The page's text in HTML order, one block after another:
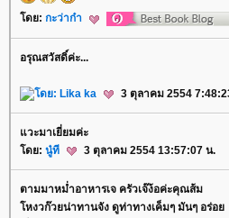
ดย: กะว่าก๋า
อรุณสวัสดิ์ค่ะ...
ดย: Lika ka 3 ตุลาคม 2554
วะมาเยี่ยมค่ะ
ดย: นู๋ที 3 ตุลาคม 2554 13:57:07 น.
ตามมาหม่ำอาหารเจ ครัวเจ๊ง้อค่ะคุณส้ม
หงวก๊วยน่าทานจัง ดูท่าทางเค็มๆ มันๆ อร่อ